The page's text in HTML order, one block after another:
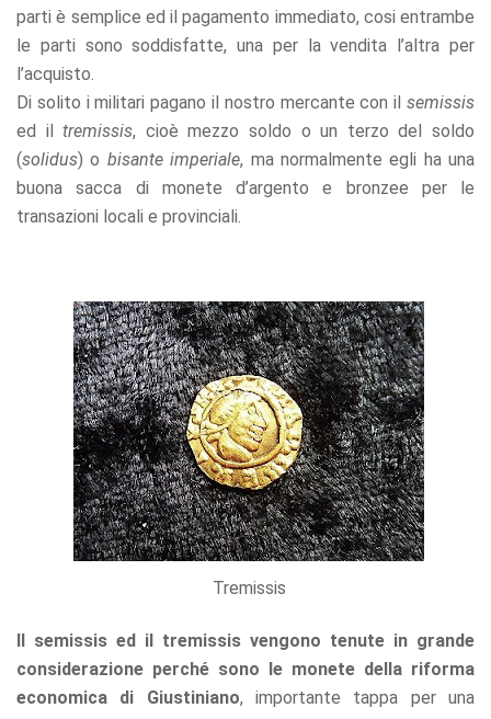
parti è semplice ed il pagamento immediato, cosi entrambe
le parti sono soddisfatte, una per la vendita l’altra per
l’acquisto.
Di solito i militari pagano il nostro mercante con il semissis
ed iltremissis, cioè mezzo soldo o un terzo del soldo
(solidus) o bisante imperiale, ma normalmente egli ha una
buona sacca di monete d’argento e bronzee per le
transazioni locali e provinciali.
Tremissis
Il semissis ed il tremissis vengono tenute in grande
considerazione perché sono le monete della riforma
economica di Giustiniano, importante tappa per una